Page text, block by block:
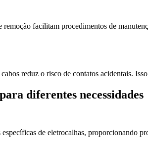
facilitam procedimentos de
reduz o risco de contatos acidentais.
diferentes necessidades
específicas de eletrocalhas, proporcionando